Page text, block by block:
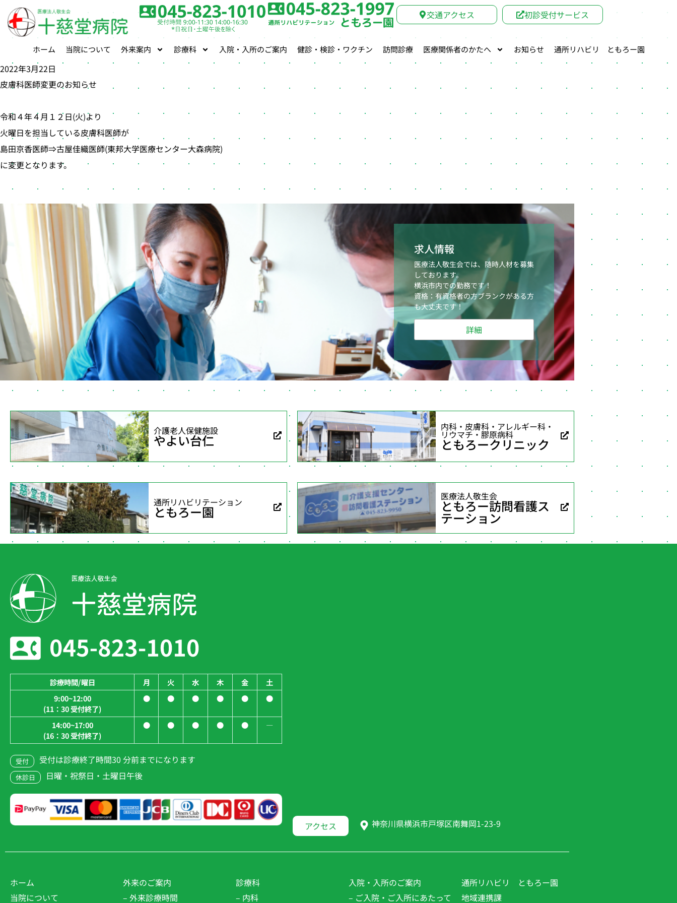
交通アクセス 初診受付サービス
ホーム 当院について 外来案内 診療科 入院・入所のご案内 健診・検診・ワクチン 訪問診療 医療関係者のかたへ お知らせ 通所リハビリ ともろー園
2022年3月22日
皮膚科医師変更のお知らせ
令和４年４月１２日(火)より
火曜日を担当している皮膚科医師が
島田京香医師⇒古屋佳織医師(東邦大学医療センター大森病院)
に変更となります。
求人情報
医療法人敬生会では、随時人材を募集
しております。
横浜市内での勤務です！
資格：有資格者の方ブランクがある方
も大丈夫です！
詳細
介護老人保健施設
やよい台仁
内科・皮膚科・アレルギー科・
リウマチ・膠原病科
ともろークリニック
通所リハビリテーション
ともろー園
医療法人敬生会
ともろー訪問看護ス
テーション
診療時間/曜日 月 火 水 木 金
土
9:00~12:00
(11：30 受付終了)
● ● ● ● ● ●
14:00~17:00
(16：30 受付終了)
● ● ● ● ● ―
受付 受付は診療終了時間30 分前までになります
休診日 日曜・祝祭日・土曜日午後
アクセス 神奈川県横浜市戸塚区南舞岡1-23-9
ホーム
当院について
外来のご案内
– 外来診療時間
診療科
– 内科
入院・入所のご案内
– ご入院・ご入所にあたって
通所リハビリ ともろー園
地域連携課